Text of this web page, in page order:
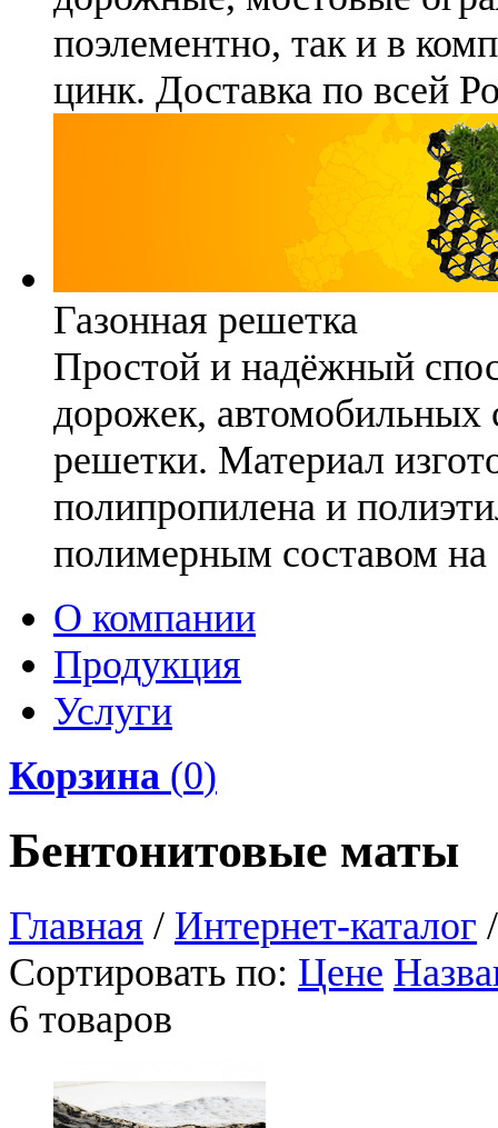
поэлементно, так и в
цинк. Доставка по всей
Газонная решетка
Простой и надёжный
дорожек, автомобильных
решетки. Материал
полипропилена и
полимерным составом на
О компании
Продукция
Услуги
Корзина (0)
Бентонитовые маты
Главная / Интернет-каталог /
Сортировать по: Цене
6 товаров